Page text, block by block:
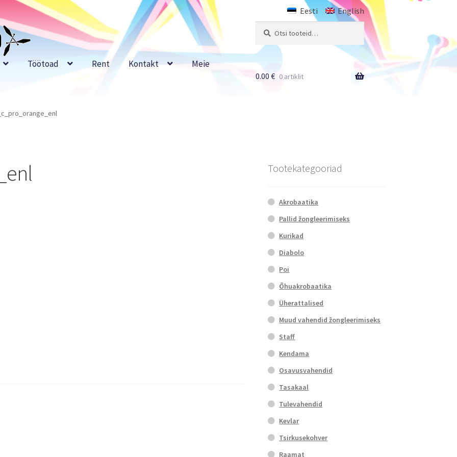
Eesti English
Töötoad Rent Kontakt Meie
0.00€ 0 artiklit
Tootekategooriad
Akrobaatika
Pallid žongleerimiseks
Kurikad
Diabolo
Poi
Õhuakrobaatika
Üherattalised
Muud vahendid žongleerimiseks
Staff
Kendama
Osavusvahendid
Tasakaal
Tulevahendid
Kevlar
Tsirkusekohver
Raamat